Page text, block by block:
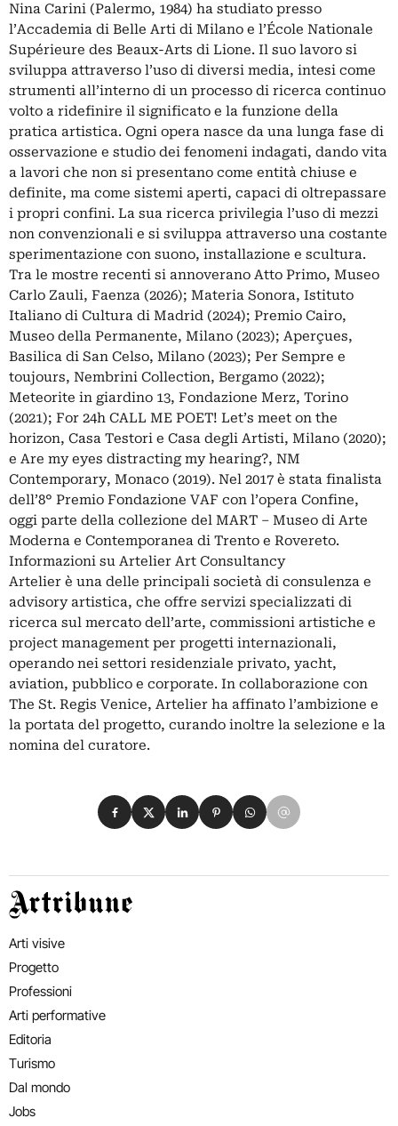
Nina Carini (Palermo, 1984) ha studiato presso
l’Accademia di Belle Arti di Milano e l’École Nationale
Supérieure des Beaux-Arts di Lione. Il suo lavoro si
sviluppa attraverso l’uso di diversi media, intesi come
strumenti all’interno di un processo di ricerca continuo
volto a ridefinire il significato e la funzione della
pratica artistica. Ogni opera nasce da una lunga fase di
osservazione e studio dei fenomeni indagati, dando vita
a lavori che non si presentano come entità chiuse e
definite, ma come sistemi aperti, capaci di oltrepassare
i propri confini. La sua ricerca privilegia l’uso di mezzi
non convenzionali e si sviluppa attraverso una costante
sperimentazione con suono, installazione e scultura.
Tra le mostre recenti si annoverano Atto Primo, Museo
Carlo Zauli, Faenza (2026); Materia Sonora, Istituto
Italiano di Cultura di Madrid (2024); Premio Cairo,
Museo della Permanente, Milano (2023); Aperçues,
Basilica di San Celso, Milano (2023); Per Sempre e
toujours, Nembrini Collection, Bergamo (2022);
Meteorite in giardino 13, Fondazione Merz, Torino
(2021); For 24h CALL ME POET! Let’s meet on the
horizon, Casa Testori e Casa degli Artisti, Milano (2020);
e Are my eyes distracting my hearing?, NM
Contemporary, Monaco (2019). Nel 2017 è stata finalista
dell’8° Premio Fondazione VAF con l’opera Confine,
oggi parte della collezione del MART – Museo di Arte
Moderna e Contemporanea di Trento e Rovereto.
Informazioni su Artelier Art Consultancy
Artelier è una delle principali società di consulenza e
advisory artistica, che offre servizi specializzati di
ricerca sul mercato dell’arte, commissioni artistiche e
project management per progetti internazionali,
operando nei settori residenziale privato, yacht,
aviation, pubblico e corporate. In collaborazione con
The St. Regis Venice, Artelier ha affinato l’ambizione e
la portata del progetto, curando inoltre la selezione e la
nomina del curatore.
Condividi su Facebook
Condividi su X
Condividi su LinkedIn
Condividi su Pinterest
Condividi su WhatsApp
Condividi su Email
Artribune
Arti visive
Progetto
Professioni
Arti performative
Editoria
Turismo
Dal mondo
Jobs